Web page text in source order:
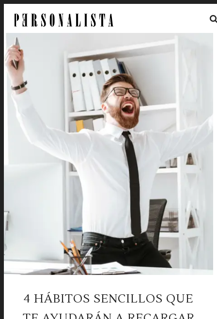
4 HÁBITOS SENCILLOS QUE